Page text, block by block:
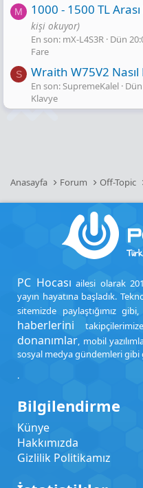
M 1000 - 1500 TL
kişi okuyor)
En son: mX-L4S3R
Dün
Fare
S Wraith W75V2
En son: SupremeKalel
Klavye
Anasayfa Forum Off-Topic
PC Hocası ailesi olarak
yayın hayatına başladık.
sitemizde paylaştığımız
haberlerini
donanımlar, mobil
sosyal medya gündemleri gibi
.
Bilgilendirme
Künye
Hakkımızda
Gizlilik Politikamız